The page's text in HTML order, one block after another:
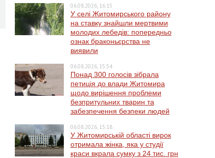
06.08.2026, 16:15
У селі Житомирського району
на ставку знайшли мертвими
молодих лебедів: попередньо
ознак браконьєрства не
виявили
06.08.2026, 15:54
Понад 300 голосів зібрала
петиція до влади Житомира
щодо вирішення проблеми
безпритульних тварин та
забезпечення безпеки людей
06.08.2026, 15:18
У Житомирській області вирок
отримала жінка, яка у студії
краси вкрала сумку з 24 тис. грн